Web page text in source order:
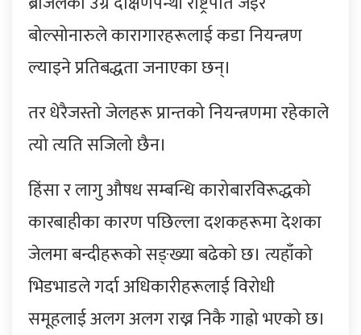
बोल्सोनारुले कारागारहरूलाई कडा नियन्त्रण
ल्याइने प्रतिबद्धता जनाएका छन्।
तर धेरैजस्तो जेलहरू प्रान्तको नियन्त्रणमा रहेकाले
त्यो त्यति सजिलो छैन।
हिंसा र लागु औषध सम्बन्धि कारोबारविरूद्धको
कारबाहीका कारण पछिल्ला दशकहरूमा देशका
जेलमा बन्दीहरूको सङ्ख्या बढेको छ। त्यहाँको
भिडभाडले गर्दा अधिकारीहरूलाई विरोधी
समूहलाई अलग अलग राख्न निकै गाह्रो भएको छ।